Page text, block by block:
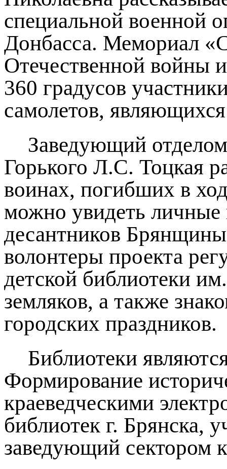
специальной военной
Донбасса. Мемориал
Отечественной войны
360 градусов
самолетов,
Заведующий
Горького Л.С. Тоцкая
воинах, погибших в
можно увидеть личные
десантников
волонтеры проекта
детской библиотеки
земляков, а также
городских праздников.
Библиотеки
Формирование
краеведческими
библиотек г. Брянска,
заведующий сектором